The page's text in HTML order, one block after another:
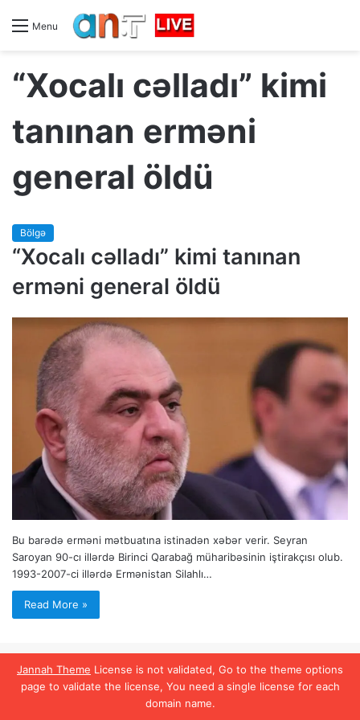
Jannah Theme License is not validated, Go to the theme options
page to validate the license, You need a single license for each
domain name.
Menu
“Xocalı cəlladı” kimi
tanınan erməni
general öldü
Bölgə
“Xocalı cəlladı” kimi tanınan
erməni general öldü
Bu barədə erməni mətbuatına istinadən xəbər verir. Seyran
Saroyan 90-cı illərdə Birinci Qarabağ müharibəsinin iştirakçısı olub.
1993-2007-ci illərdə Ermənistan Silahlı…
Read More »